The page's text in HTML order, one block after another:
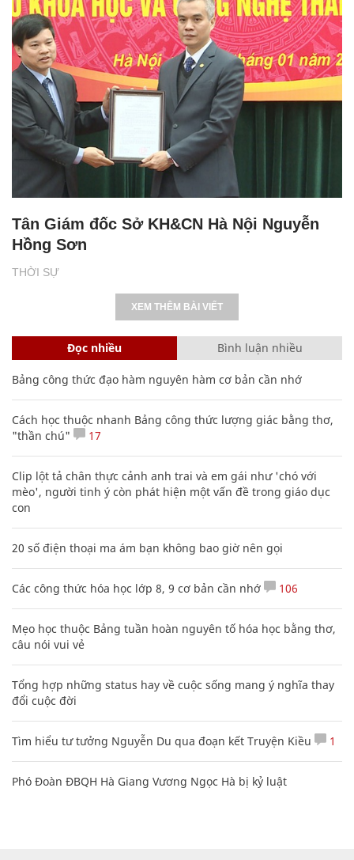
THỜI SỰ
Tân Giám đốc Sở KH&CN Hà Nội Nguyễn
Hồng Sơn
XEM THÊM BÀI VIẾT
Đọc nhiều Bình luận nhiều
Bảng công thức đạo hàm nguyên hàm cơ bản cần nhớ
Cách học thuộc nhanh Bảng công thức lượng giác bằng thơ,
"thần chú"
17
Clip lột tả chân thực cảnh anh trai và em gái như 'chó với
mèo', người tinh ý còn phát hiện một vấn đề trong giáo dục
con
20 số điện thoại ma ám bạn không bao giờ nên gọi
Các công thức hóa học lớp 8, 9 cơ bản cần nhớ 106
Mẹo học thuộc Bảng tuần hoàn nguyên tố hóa học bằng thơ,
câu nói vui vẻ
Tổng hợp những status hay về cuộc sống mang ý nghĩa thay
đổi cuộc đời
Tìm hiểu tư tưởng Nguyễn Du qua đoạn kết Truyện Kiều 1
Phó Đoàn ĐBQH Hà Giang Vương Ngọc Hà bị kỷ luật